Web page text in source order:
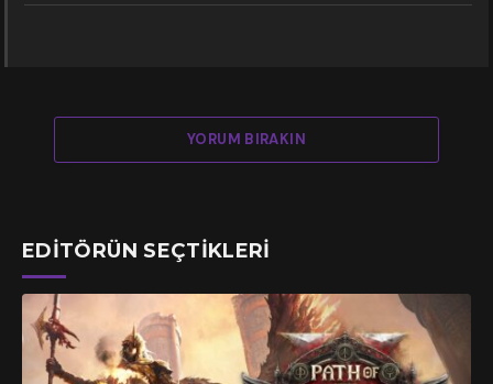
YORUM BIRAKIN
EDITÖRÜN SEÇTIKLERI